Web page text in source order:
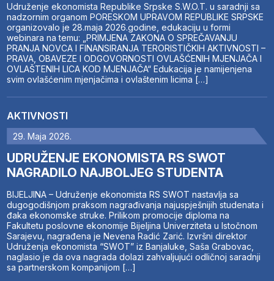
Udruženje ekonomista Republike Srpske S.W.O.T. u saradnji sa
nadzornim organom PORESKOM UPRAVOM REPUBLIKE SRPSKE
organizovalo je 28.maja 2026.godine, edukaciju u formi
webinara na temu: „PRIMJENA ZAKONA O SPREČAVANJU
PRANJA NOVCA I FINANSIRANJA TERORISTIČKIH AKTIVNOSTI –
PRAVA, OBAVEZE I ODGOVORNOSTI OVLAŠĆENIH MJENJAČA I
OVLAŠTENIH LICA KOD MJENJAČA“ Edukacija je namijenjena
svim ovlašćenim mjenjačima i ovlaštenim licima […]
AKTIVNOSTI
29. Maja 2026.
UDRUŽENJE EKONOMISTA RS SWOT
NAGRADILO NAJBOLJEG STUDENTA
BIJELJINA – Udruženje ekonomista RS SWOT nastavlja sa
dugogodišnjom praksom nagrađivanja najuspješnijih studenata i
đaka ekonomske struke. Prilikom promocije diploma na
Fakultetu poslovne ekonomije Bijeljina Univerziteta u Istočnom
Sarajevu, nagrađena je Nevena Radić Zarić. Izvršni direktor
Udruženja ekonomista “SWOT” iz Banjaluke, Saša Grabovac,
naglasio je da ova nagrada dolazi zahvaljujući odličnoj saradnji
sa partnerskom kompanijom […]